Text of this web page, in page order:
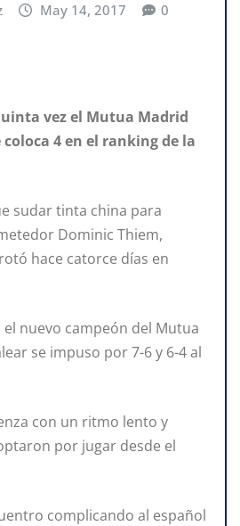
May 14, 2017 0
vez el Mutua Madrid
coloca 4 en el ranking de la
sudar tinta china para
Dominic Thiem,
hace catorce días en
el nuevo campeón del Mutua
se impuso por 7-6 y 6-4 al
con un ritmo lento y
por jugar desde el
complicando al español